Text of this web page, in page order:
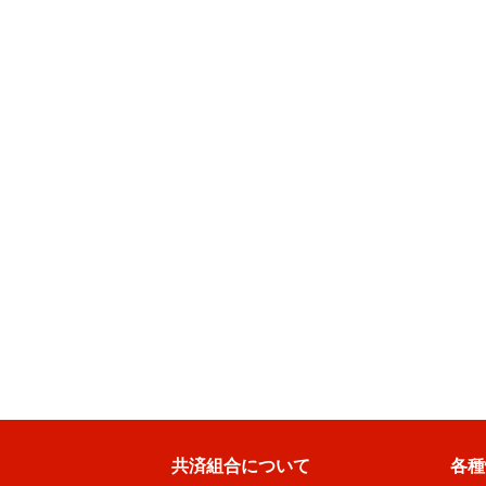
共済組合について 各